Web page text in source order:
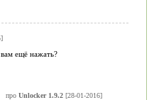
ещё нажать?
про Unlocker 1.9.2[28-01-2016]